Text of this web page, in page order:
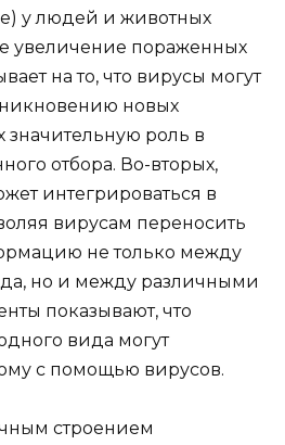
у людей и животных
увеличение пораженных
на то, что вирусы могут
новых
роль в
отбора. Во-вторых,
интегрироваться в
вирусам переносить
не только между
но и между различными
показывают, что
вида могут
с помощью вирусов.
строением